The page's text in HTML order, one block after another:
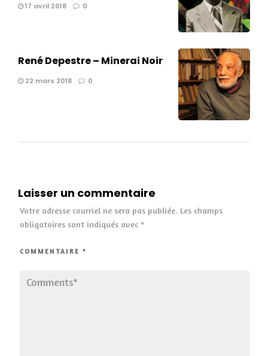
17 avril 2018 0
René Depestre – Minerai Noir
22 mars 2018 0
Laisser un commentaire
Votre adresse courriel ne sera pas publiée. Les champs
obligatoires sont indiqués avec *
COMMENTAIRE *